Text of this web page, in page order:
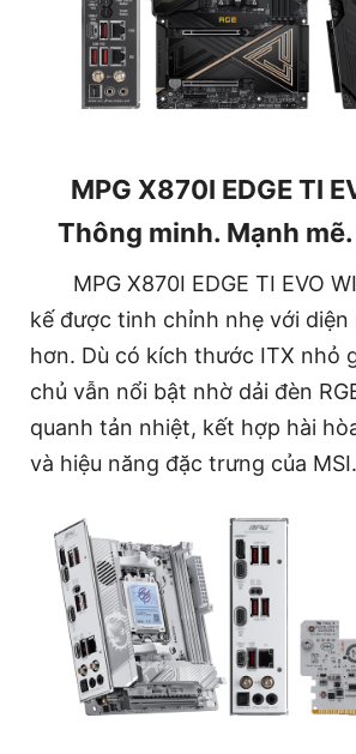
MPG X870I EDGE TI
Thông minh. Mạnh
MPG X870I EDGE TI EVO
kế được tinh chỉnh nhẹ với diện
hơn. Dù có kích thước ITX nhỏ
chủ vẫn nổi bật nhờ dải đèn
quanh tản nhiệt, kết hợp hài
và hiệu năng đặc trưng của MSI.